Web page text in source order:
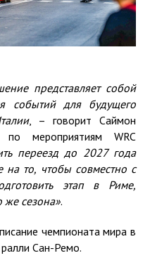
представляет собой
событий для будущего
, – говорит Саймон
мероприятиям WRC
переезд до 2027 года
то, чтобы совместно с
этап в Риме,
же сезона».
чемпионата мира в
Сан-Ремо.